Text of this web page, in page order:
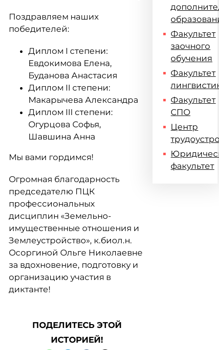
Поздравляем наших
победителей:
Диплом I степени:
Евдокимова Елена,
Буданова Анастасия
Диплом II степени:
Макарычева Александра
Диплом III степени:
Огурцова Софья,
Шавшина Анна
Мы вами гордимся!
Огромная благодарность
председателю ПЦК
профессиональных
дисциплин «Земельно-
имущественные отношения и
Землеустройство», к.биол.н.
Осоргиной Ольге Николаевне
за вдохновение, подготовку и
организацию участия в
диктанте!
ПОДЕЛИТЕСЬ ЭТОЙ
ИСТОРИЕЙ!
Факультет
заочного
обучения
Факультет
Факультет
СПО
Центр
факультет